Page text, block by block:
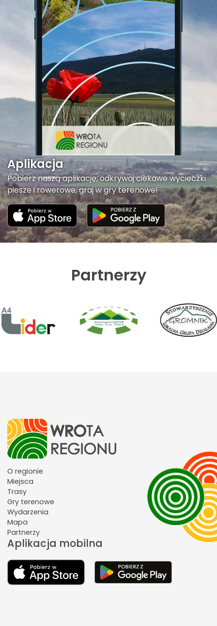
Aplikacja
Pobierz naszą aplikację, odkrywaj ciekawe wycieczki
piesze i rowerowe, graj w gry terenowe!
Partnerzy
O regionie
Miejsca
Trasy
Gry terenowe
Wydarzenia
Mapa
Partnerzy
Aplikacja mobilna